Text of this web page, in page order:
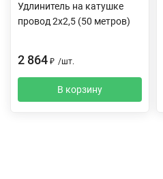
Удлинитель на катушке
провод 2х2,5 (50 метров)
2 864 ₽ /шт.
В корзину